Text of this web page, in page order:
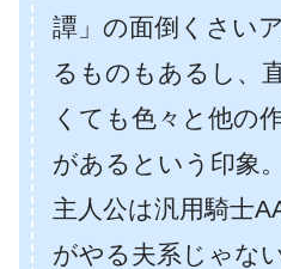
譚」の面倒くさい
るものもあるし、
くても色々と他の
があるという印象。
主人公は汎用騎士
がやる夫系じゃな